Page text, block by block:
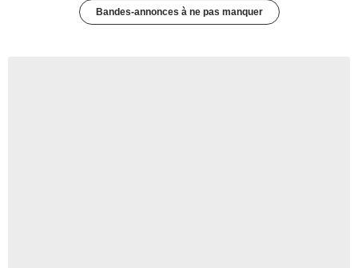
Bandes-annonces à ne pas manquer